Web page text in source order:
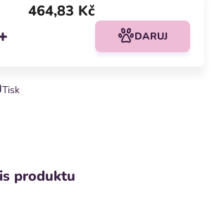
Tisk
464,83 Kč
DARUJ
produktu